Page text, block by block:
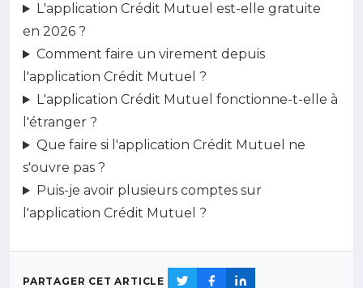
L'application Crédit Mutuel est-elle gratuite
en 2026 ?
Comment faire un virement depuis
l'application Crédit Mutuel ?
L'application Crédit Mutuel fonctionne-t-elle à
l'étranger ?
Que faire si l'application Crédit Mutuel ne
s'ouvre pas ?
Puis-je avoir plusieurs comptes sur
l'application Crédit Mutuel ?
PARTAGER CET ARTICLE